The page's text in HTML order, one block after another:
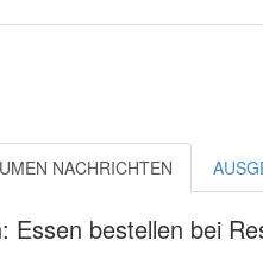
NACHRICHTEN
Essen bestellen bei